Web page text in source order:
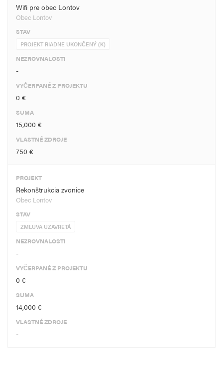
Wifi pre obec Lontov
Obec Lontov
STAV
PROJEKT RIADNE UKONČENÝ (K)
NEZROVNALOSTI
-
VYČERPANÉ Z PROJEKTU
0 €
SUMA
15,000 €
VLASTNÉ ZDROJE
750 €
PROJEKT
Rekonštrukcia zvonice
Obec Lontov
STAV
ZMLUVA UZAVRETÁ
NEZROVNALOSTI
-
VYČERPANÉ Z PROJEKTU
0 €
SUMA
14,000 €
VLASTNÉ ZDROJE
-